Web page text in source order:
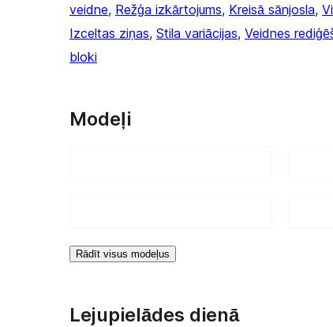
veidne, Režģa izkārtojums, Kreisā sānjosla,
Izceltas ziņas, Stila variācijas, Veidnes
bloki
Modeļi
Rādīt visus modeļus
Lejupielādes dienā